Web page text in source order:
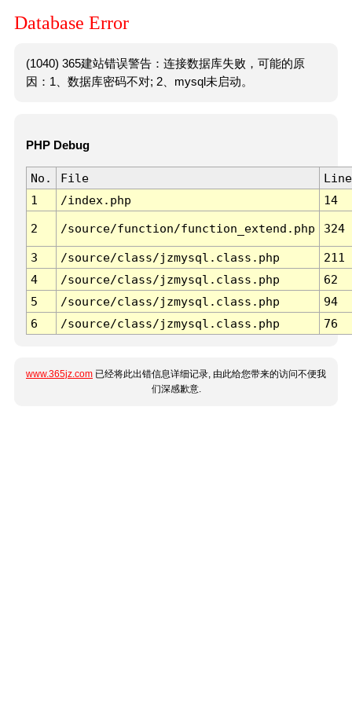
Database Error
(1040) 365建站错误警告：连接数据库失败，可能的原
因：1、数据库密码不对; 2、mysql未启动。
PHP Debug
No. File
Line
1
/index.php 14
2 /source/function/function_extend.php 324
3 /source/class/jzmysql.class.php
211
4
/source/class/jzmysql.class.php
62
5
/source/class/jzmysql.class.php
94
6
/source/class/jzmysql.class.php 76
www.365jz.com 已经将此出错信息详细记录, 由此给您带来的访问不便我
们深感歉意.